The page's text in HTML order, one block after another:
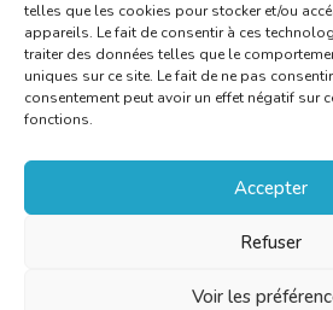
telles que les cookies pour stocker et/ou
appareils. Le fait de consentir à ces
traiter des données telles que le
uniques sur ce site. Le fait de ne pas
consentement peut avoir un effet négatif sur
fonctions.
Accepter
Refuser
Voir les